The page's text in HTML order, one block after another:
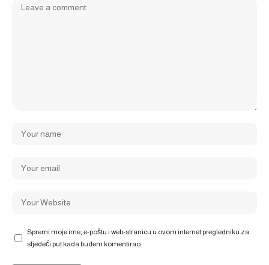
Spremi moje ime, e-poštu i web-stranicu u ovom internet pregledniku za
sljedeći put kada budem komentirao.